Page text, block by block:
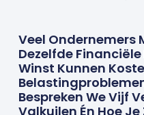
Veel Ondernemers
Dezelfde
Winst Kunnen
Bespreken We Vijf
Valkuilen Én Hoe